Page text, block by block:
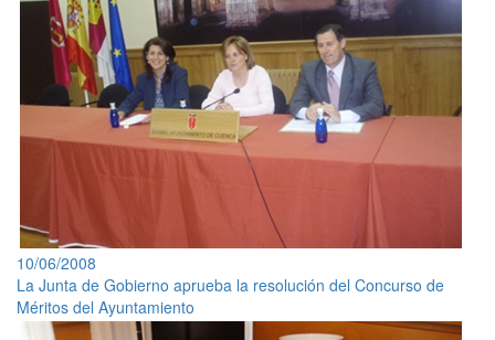
10/06/2008
La Junta de Gobierno aprueba la resolución del Concurso de
Méritos del Ayuntamiento